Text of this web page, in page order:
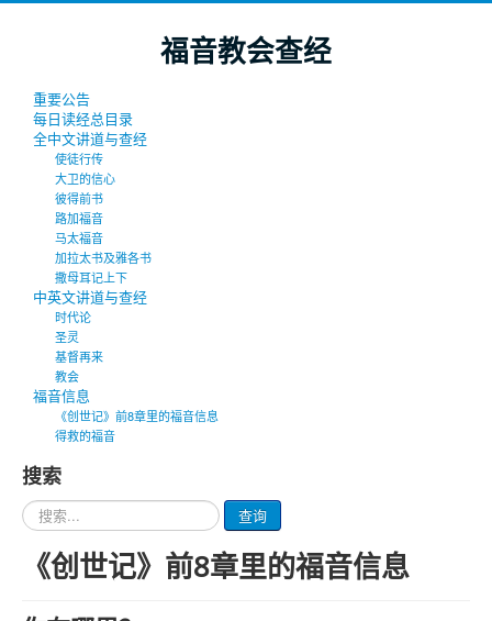
福音教会查经
重要公告
每日读经总目录
全中文讲道与查经
使徒行传
大卫的信心
彼得前书
路加福音
马太福音
加拉太书及雅各书
撒母耳记上下
中英文讲道与查经
时代论
圣灵
基督再来
教会
福音信息
《创世记》前8章里的福音信息
得救的福音
搜索
请
输
查询
《创世记》前8章里的福音信息